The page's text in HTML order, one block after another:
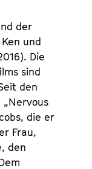
der
und
Die
sind
den
die er
Frau,
den